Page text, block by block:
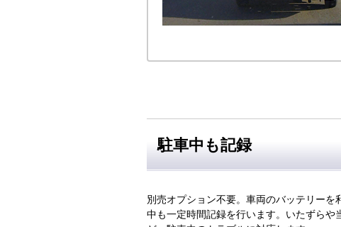
駐車中も記録
別売オプション不要。車両のバッテリーを
中も一定時間記録を行います。いたずらや